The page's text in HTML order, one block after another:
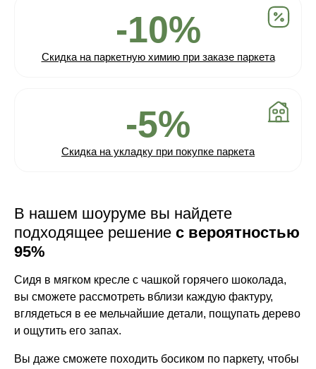
-10%
Скидка на паркетную химию при заказе паркета
-5%
Скидка на укладку при покупке паркета
В нашем шоуруме вы найдете
подходящее решение с вероятностью
95%
Сидя в мягком кресле с чашкой горячего шоколада,
вы сможете рассмотреть вблизи каждую фактуру,
вглядеться в ее мельчайшие детали, пощупать дерево
и ощутить его запах.
Вы даже сможете походить босиком по паркету, чтобы